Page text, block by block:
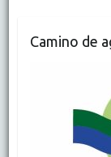
Camino de